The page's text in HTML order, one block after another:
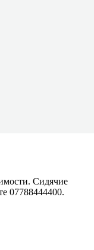
Сидячие
07788444400.